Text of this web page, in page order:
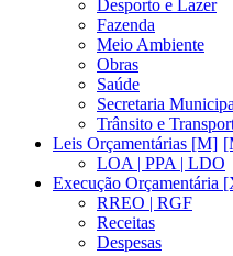
Desporto e Lazer
Fazenda
Meio Ambiente
Obras
Saúde
Secretaria
Trânsito e
Leis Orçamentárias [M]
LOA | PPA | LDO
Execução Orçamentária
RREO | RGF
Receitas
Despesas